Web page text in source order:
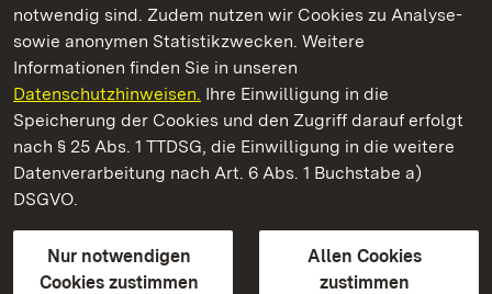
notwendig sind. Zudem nutzen wir Cookies zu Analyse-
sowie anonymen Statistikzwecken. Weitere
Informationen finden Sie in unseren
Datenschutzhinweisen. Ihre Einwilligung in die
Speicherung der Cookies und den Zugriff darauf erfolgt
nach § 25 Abs. 1 TTDSG, die Einwilligung in die weitere
Datenverarbeitung nach Art. 6 Abs. 1 Buchstabe a)
DSGVO.
Nur notwendigen
Cookies zustimmen
Allen Cookies
zustimmen
Staatliche Schlösser und Gärten Baden‑Württemberg
Staatliche Schlösser und Gärten Baden-Württemberg
Kontakt
GebärdenspracheLeichte Sprache
Erklärung zur Barrierefreiheit
BITV-konform (geprüfte Seiten)